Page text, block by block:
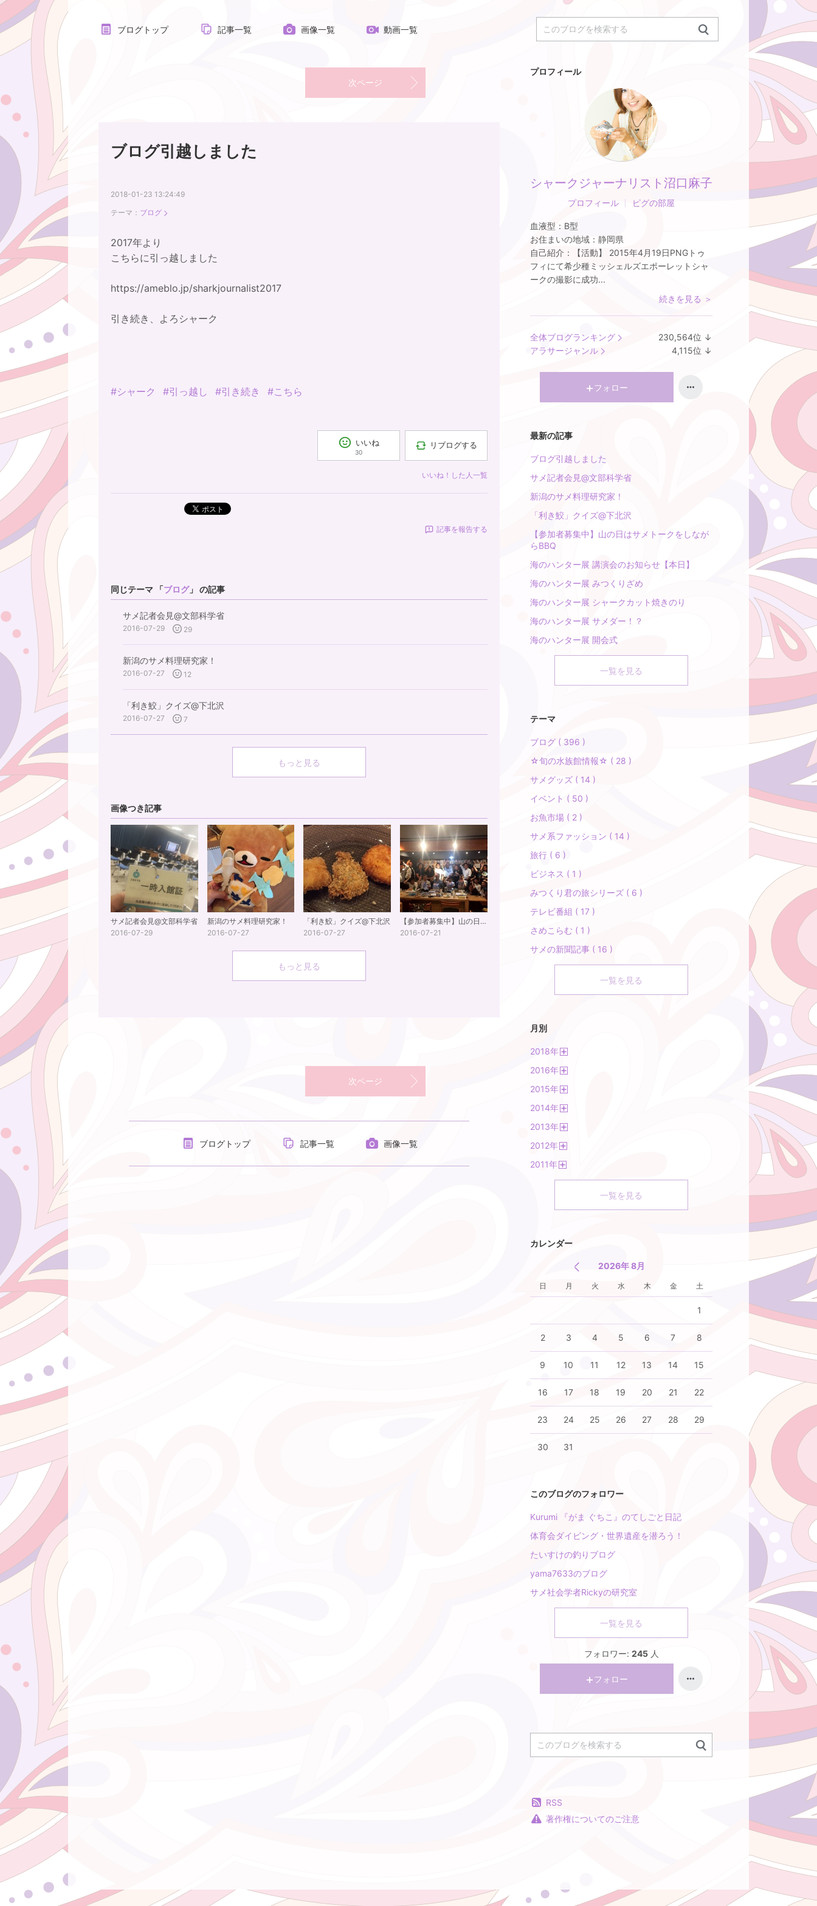
ブログトップ 記事一覧 画像一覧 動画一覧
次ページ
ブログ引越しました
2018-01-23 13:24:49
テーマ： ブログ
2017年より
こちらに引っ越しました
https://ameblo.jp/sharkjournalist2017
引き続き、よろシャーク
#シャーク #引っ越し #引き続き #こちら
いいね
30
リブログする
いいね！した人一覧
ポスト
記事を報告する
同じテーマ 「ブログ」 の記事
サメ記者会見@文部科学省
2016-07-29 29
新潟のサメ料理研究家！
2016-07-27 12
「利き鮫」クイズ@下北沢
2016-07-27 7
もっと見る
画像つき記事
サメ記者会見@文部科学省
2016-07-29
新潟のサメ料理研究家！
2016-07-27
「利き鮫」クイズ@下北沢
2016-07-27
【参加者募集中】山の日はサメトークをしながらBBQ
2016-07-21
もっと見る
次ページ
ブログトップ 記事一覧 画像一覧
プロフィール
シャークジャーナリスト沼口麻子
プロフィール ピグの部屋
血液型： B型
お住まいの地域： 静岡県
自己紹介：
【活動】 2015年4月19日PNGトゥ
フィにて希少種ミッシェルズエポーレットシャ
ークの撮影に成功...
続きを見る ＞
全体ブログランキング 230,564位 ↓
アラサージャンル 4,115位 ↓
フォロー
最新の記事
ブログ引越しました
サメ記者会見@文部科学省
新潟のサメ料理研究家！
「利き鮫」クイズ@下北沢
【参加者募集中】山の日はサメトークをしなが
らBBQ
海のハンター展 講演会のお知らせ【本日】
海のハンター展 みつくりざめ
海のハンター展 シャークカット焼きのり
海のハンター展 サメダー！？
海のハンター展 開会式
一覧を見る
テーマ
ブログ ( 396 )
☆旬の水族館情報☆ ( 28 )
サメグッズ ( 14 )
イベント ( 50 )
お魚市場 ( 2 )
サメ系ファッション ( 14 )
旅行 ( 6 )
ビジネス ( 1 )
みつくり君の旅シリーズ ( 6 )
テレビ番組 ( 17 )
さめこらむ ( 1 )
サメの新聞記事 ( 16 )
一覧を見る
月別
2018年
2016年
2015年
2014年
2013年
2012年
2011年
一覧を見る
カレンダー
2026年 8月
日 月 火 水 木 金 土
1
2 3 4 5 6 7 8
9 10 11 12 13 14 15
16 17 18 19 20 21 22
23 24 25 26 27 28 29
30 31
このブログのフォロワー
Kurumi 『がま ぐちこ』のてしごと日記
体育会ダイビング・世界遺産を潜ろう！
たいすけの釣りブログ
yama7633のブログ
サメ社会学者Rickyの研究室
一覧を見る
フォロワー: 245 人
フォロー
RSS
著作権についてのご注意